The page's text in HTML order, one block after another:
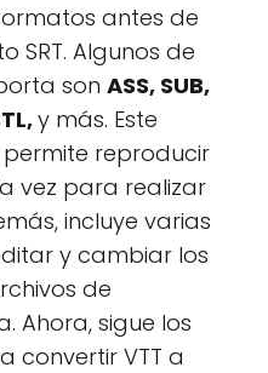
antes de
SRT. Algunos de
son ASS, SUB,
y más. Este
reproducir
vez para realizar
incluye varias
y cambiar los
de
Ahora, sigue los
convertir VTT a